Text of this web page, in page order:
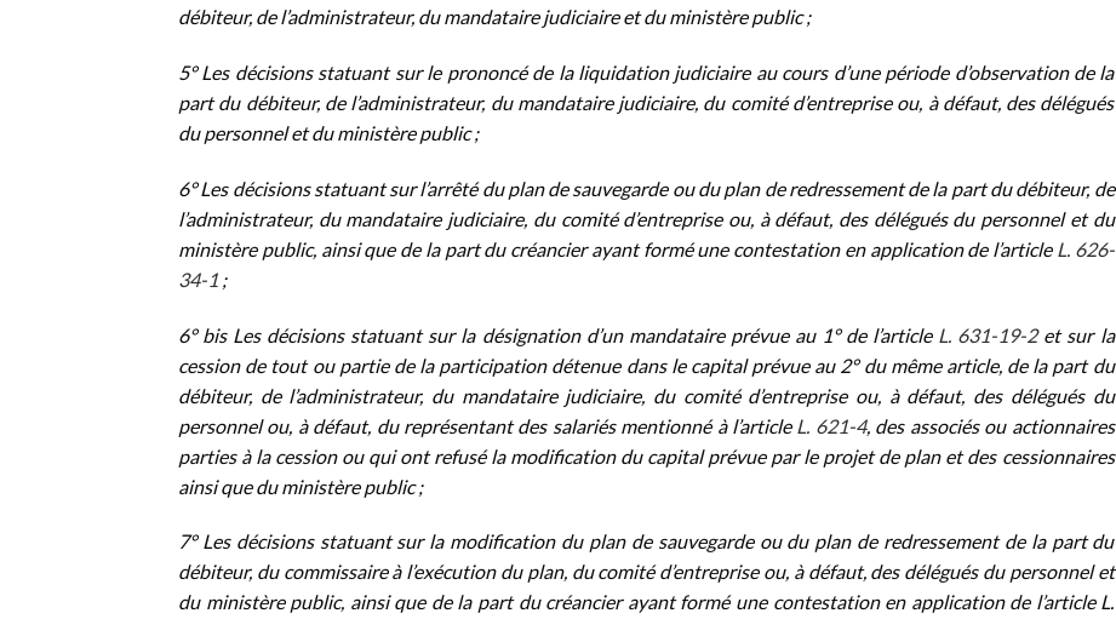
débiteur, de l’administrateur, du mandataire judiciaire et du ministère public ;
5° Les décisions statuant sur le prononcé de la liquidation judiciaire au cours d’une période d’observation de la
part du débiteur, de l’administrateur, du mandataire judiciaire, du comité d’entreprise ou, à défaut, des délégués
du personnel et du ministère public ;
6° Les décisions statuant sur l’arrêté du plan de sauvegarde ou du plan de redressement de la part du débiteur, de
l’administrateur, du mandataire judiciaire, du comité d’entreprise ou, à défaut, des délégués du personnel et du
ministère public, ainsi que de la part du créancier ayant formé une contestation en application de l’article L. 626-
34-1 ;
6° bis Les décisions statuant sur la désignation d’un mandataire prévue au 1° de l’article L. 631-19-2 et sur la
cession de tout ou partie de la participation détenue dans le capital prévue au 2° du même article, de la part du
débiteur, de l’administrateur, du mandataire judiciaire, du comité d’entreprise ou, à défaut, des délégués du
personnel ou, à défaut, du représentant des salariés mentionné à l’article L. 621-4, des associés ou actionnaires
parties à la cession ou qui ont refusé la modification du capital prévue par le projet de plan et des cessionnaires
ainsi que du ministère public ;
7° Les décisions statuant sur la modification du plan de sauvegarde ou du plan de redressement de la part du
débiteur, du commissaire à l’exécution du plan, du comité d’entreprise ou, à défaut, des délégués du personnel et
du ministère public, ainsi que de la part du créancier ayant formé une contestation en application de l’article L.